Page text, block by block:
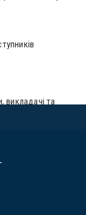
викладачі та